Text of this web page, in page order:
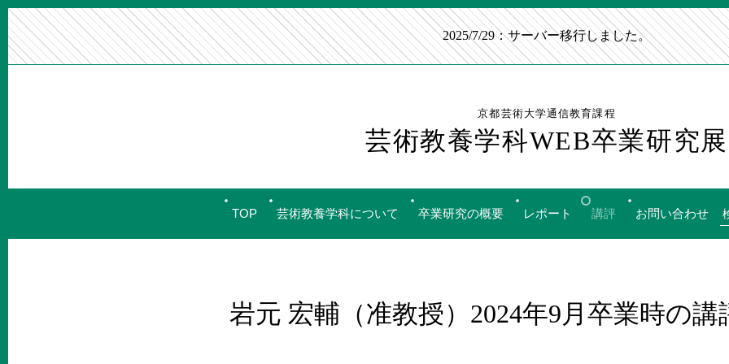
2025/7/29：サーバー移行しました。
京都芸術大学通信教育課程
芸術教養学科WEB卒業研究展
TOP 芸術教養学科について 卒業研究の概要 レポート 講評 お問い合わせ
岩元 宏輔（准教授）2024年9月卒業時の講